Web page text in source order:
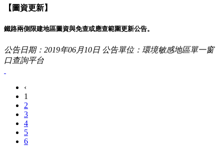
【圖資更新】
鐵路兩側限建地區圖資與免查或應查範圍更新公告。
公告日期：2019年06月10日 公告單位：環境敏感地區單一窗
口查詢平台
‹
1
2
3
4
5
6